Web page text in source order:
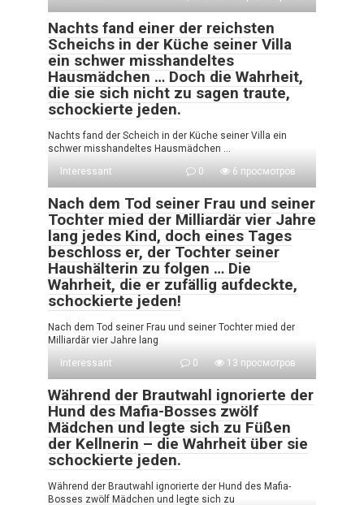
Nachts fand einer der reichsten
Scheichs in der Küche seiner Villa
ein schwer misshandeltes
Hausmädchen … Doch die Wahrheit,
die sie sich nicht zu sagen traute,
schockierte jeden.
Nachts fand der Scheich in der Küche seiner Villa ein
schwer misshandeltes Hausmädchen …
Interessant
0 6 просмотров
Nach dem Tod seiner Frau und seiner
Tochter mied der Milliardär vier Jahre
lang jedes Kind, doch eines Tages
beschloss er, der Tochter seiner
Haushälterin zu folgen … Die
Wahrheit, die er zufällig aufdeckte,
schockierte jeden!
Nach dem Tod seiner Frau und seiner Tochter mied der
Milliardär vier Jahre lang
Interessant
0 13 просмотров
Während der Brautwahl ignorierte der
Hund des Mafia-Bosses zwölf
Mädchen und legte sich zu Füßen
der Kellnerin – die Wahrheit über sie
schockierte jeden.
Während der Brautwahl ignorierte der Hund des Mafia-
Bosses zwölf Mädchen und legte sich zu